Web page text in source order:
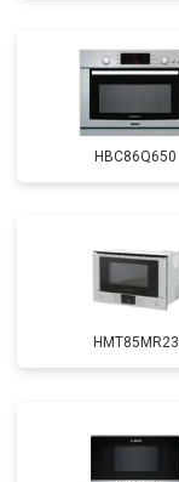
HBC86Q650
HMT85MR23